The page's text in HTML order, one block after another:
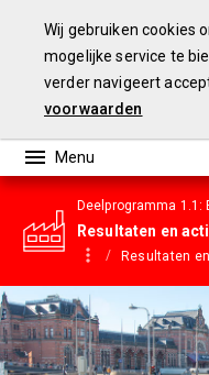
Wij gebruiken cookies
mogelijke service te
verder navigeert
voorwaarden
Deelprogramma
Resultaten en
Resultaten